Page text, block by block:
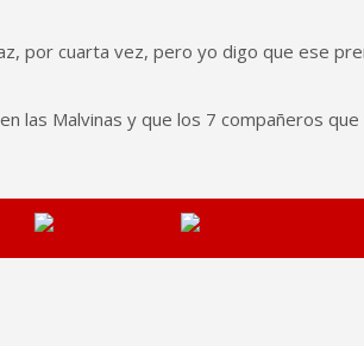
por cuarta vez, pero yo digo que ese
las Malvinas y que los 7 compañeros